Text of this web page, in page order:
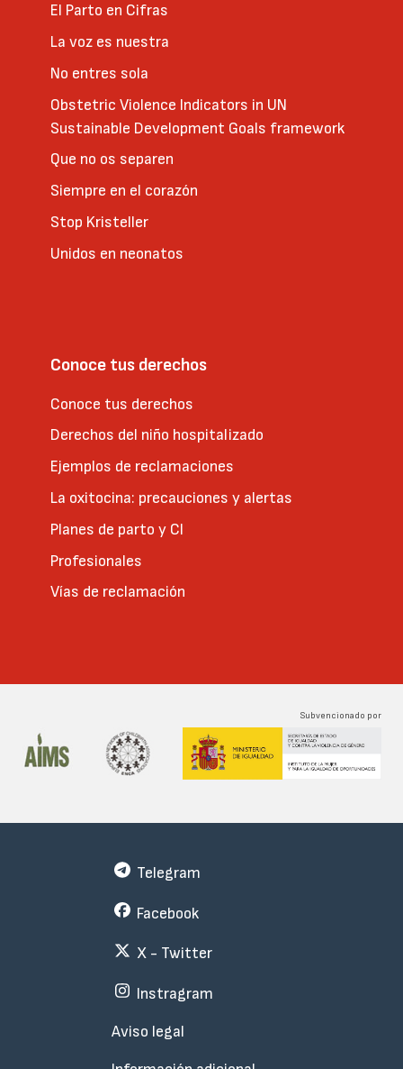
El Parto en Cifras
La voz es nuestra
No entres sola
Obstetric Violence Indicators in UN
Sustainable Development Goals framework
Que no os separen
Siempre en el corazón
Stop Kristeller
Unidos en neonatos
Conoce tus derechos
Conoce tus derechos
Derechos del niño hospitalizado
Ejemplos de reclamaciones
La oxitocina: precauciones y alertas
Planes de parto y CI
Profesionales
Vías de reclamación
Subvencionado por
Subfooter
Telegram
Facebook
X - Twitter
Instragram
Aviso legal